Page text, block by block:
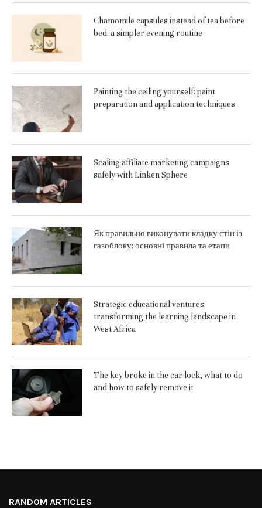
Chamomile capsules instead of tea before
bed: a simpler evening routine
Painting the ceiling yourself: paint
preparation and application techniques
Scaling affiliate marketing campaigns
safely with Linken Sphere
Як правильно виконувати кладку стін із
газоблоку: основні правила та етапи
Strategic educational ventures:
transforming the learning landscape in
West Africa
The key broke in the car lock, what to do
and how to safely remove it
RANDOM ARTICLES